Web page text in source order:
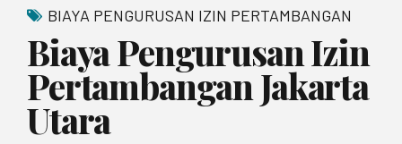
BIAYA PENGURUSAN IZIN PERTAMBANGAN
Biaya Pengurusan Izin
Pertambangan Jakarta
Utara